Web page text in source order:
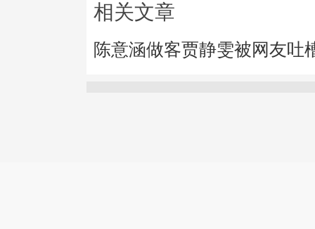
相关文章
陈意涵做客贾静雯被网友吐